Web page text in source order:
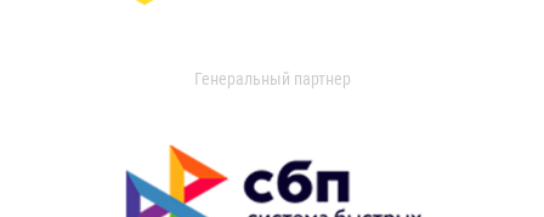
Генеральный партнер